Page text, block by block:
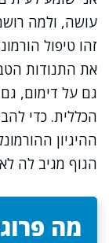
עושה, ולמה
זהו טיפול
את התנודות
גם על דימום,
הכללית. כדי
ההיגיון
הגוף מגיב לה
מה